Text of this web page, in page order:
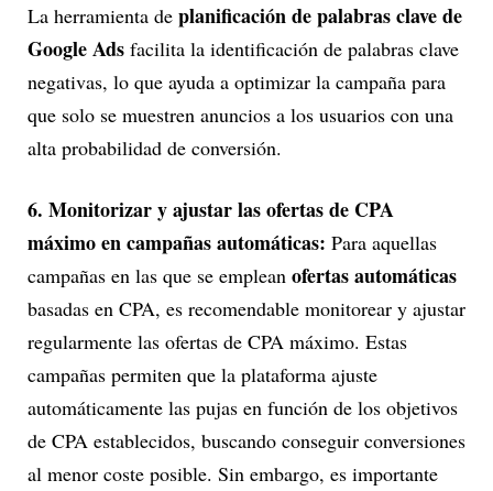
La herramienta de planificación de palabras clave de
Google Ads facilita la identificación de palabras clave
negativas, lo que ayuda a optimizar la campaña para
que solo se muestren anuncios a los usuarios con una
alta probabilidad de conversión.
6. Monitorizar y ajustar las ofertas de CPA
máximo en campañas automáticas: Para aquellas
campañas en las que se emplean ofertas automáticas
basadas en CPA, es recomendable monitorear y ajustar
regularmente las ofertas de CPA máximo. Estas
campañas permiten que la plataforma ajuste
automáticamente las pujas en función de los objetivos
de CPA establecidos, buscando conseguir conversiones
al menor coste posible. Sin embargo, es importante